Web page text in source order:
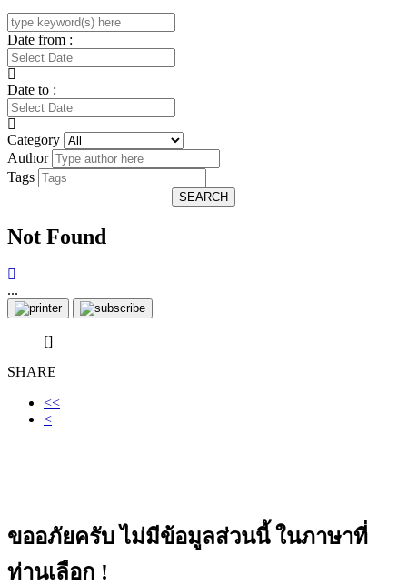
Date from :
Date to :
Category
Author
Tags
SEARCH
Not Found
...
[]
SHARE
<<
<
ขออภัยครับ ไม่มีข้อมูลส่วนนี้ ในภาษาที่
ท่านเลือก !